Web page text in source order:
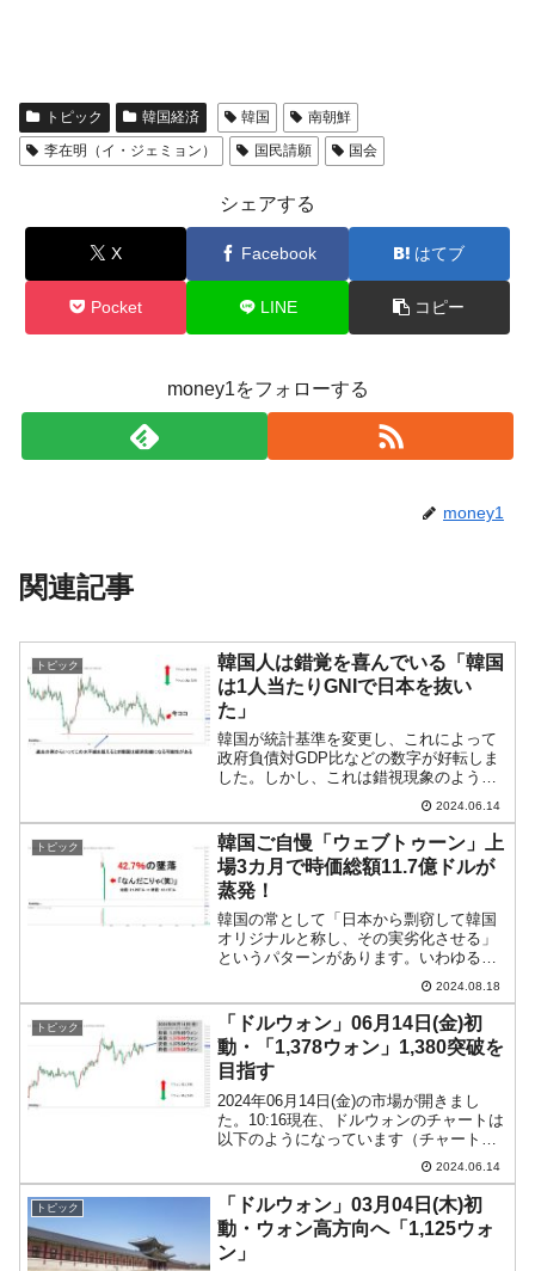
トピック 韓国経済 韓国
南朝鮮
李在明（イ・ジェミョン）
国民請願 国会
シェアする
X Facebook はてブ
Pocket LINE コピー
money1をフォローする
money1
関連記事
トピック
韓国人は錯覚を喜んでいる「韓国
は1人当たりGNIで日本を抜い
た」
韓国が統計基準を変更し、これによって
政府負債対GDP比などの数字が好転しま
した。しかし、これは錯視現象のような
もので、実際に負債額が減ったわけでは
ありません。2023年のGNI（Gross
National Incomeの略：日本語では「国...
2024.06.14
トピック
韓国ご自慢「ウェブトゥーン」上
場3カ月で時価総額11.7億ドルが
蒸発！
韓国の常として「日本から剽窃して韓国
オリジナルと称し、その実劣化させる」
というパターンがあります。いわゆる
「ウェブトゥーン（WebToon）」なるも
のも同じです。日本の漫画をパクって、
読みにくい縦スクロールにして韓国オリ
ジナルと称しています...
2024.08.18
トピック
「ドルウォン」06月14日(金)初
動・「1,378ウォン」1,380突破を
目指す
2024年06月14日(金)の市場が開きまし
た。10:16現在、ドルウォンのチャートは
以下のようになっています（チャートは
『Investing.com』より引用）。前日はな
んとか陽線で締まり、本日は小さくギャ
ップアップして始まっています。現...
2024.06.14
トピック
「ドルウォン」03月04日(木)初
動・ウォン高方向へ「1,125ウォ
ン」